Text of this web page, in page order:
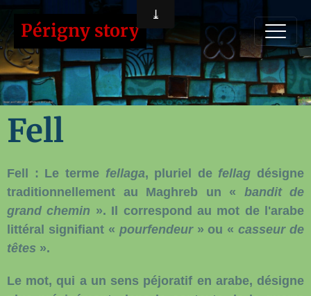
Périgny story
Fell
Fell : Le terme fellaga, pluriel de fellag désigne
traditionnellement au Maghreb un « bandit de
grand chemin ». Il correspond au mot de l'arabe
littéral signifiant « pourfendeur» ou «casseur de
têtes ».
Le mot, qui a un sens péjoratif en arabe, désigne